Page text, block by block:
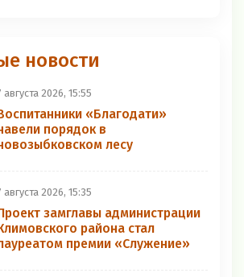
новости
августа 2026, 15:55
«Благодати»
порядок в
лесу
августа 2026, 15:35
замглавы администрации
района стал
премии «Служение»